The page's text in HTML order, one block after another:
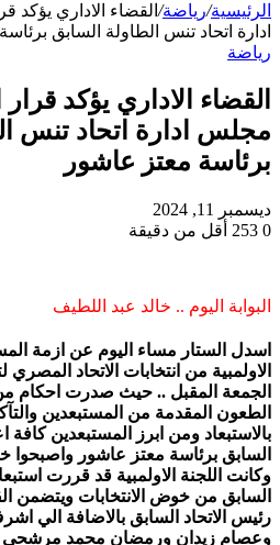
الرئيسية/رياضة/ القضاء الاداري يؤكد
ادارة اتحاد تنس الطاولة السابق
رياضة
القضاء الاداري يؤكد قرار
مجلس ادارة اتحاد تنس
برئاسة معتز عاشور
ديسمبر 11, 2024
0
أقل من دقيقة
البوابة اليوم .. خالد عبد اللطيف
اسدل الستار مساء اليوم عن ازمة
الاولمبية من انتخابات الاتحاد
الجمعة المقبل .. حيث صدرت احكام
الطعون المقدمة من المستبعدين
بالاستبعاد ومن ابرز المستبعدين كافة
السابق برئاسة معتز عاشور واصبحوا
وكانت اللجنة الاولمبية قد قررت
السابق من خوض الانتخابات ويتضمن
رئيس الاتحاد السابق بالاضافة الي
وعصام زيدان ورمضان محمد مرشحي